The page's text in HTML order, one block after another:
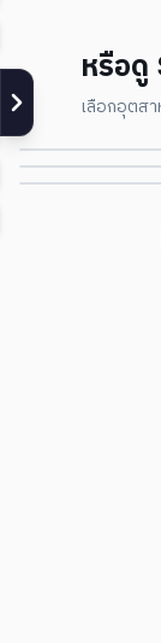
หรือดู
เลือกอุตส
Smart Factory
Environmental
ดูรายละเอียด